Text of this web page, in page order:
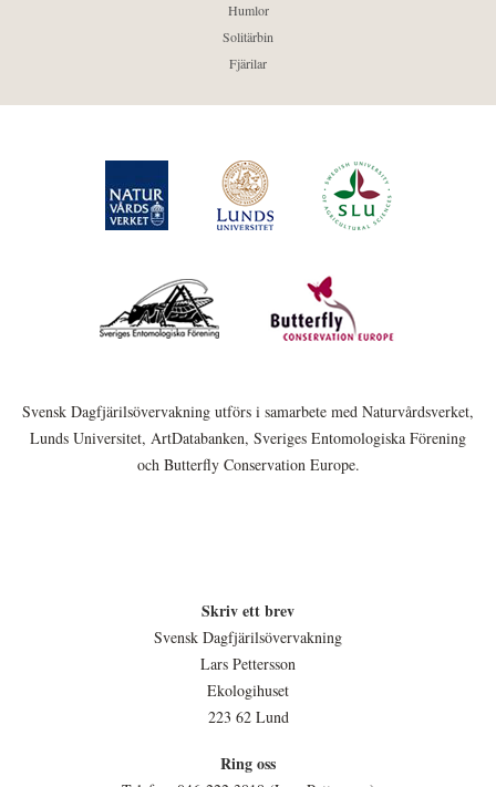
Humlor
Solitärbin
Fjärilar
Svensk Dagfjärilsövervakning utförs i samarbete med Naturvårdsverket,
Lunds Universitet, ArtDatabanken, Sveriges Entomologiska Förening
och Butterfly Conservation Europe.
Skriv ett brev
Svensk Dagfjärilsövervakning
Lars Pettersson
Ekologihuset
223 62 Lund
Ring oss